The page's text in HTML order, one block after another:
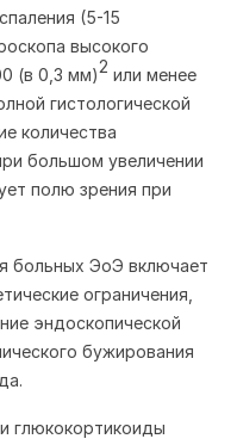
(5-15
высокого
(в 0,3 мм)2 или менее
гистологической
количества
большом увеличении
полю зрения при
больных ЭоЭ включает
ограничения,
эндоскопической
бужирования
глюкокортикоиды